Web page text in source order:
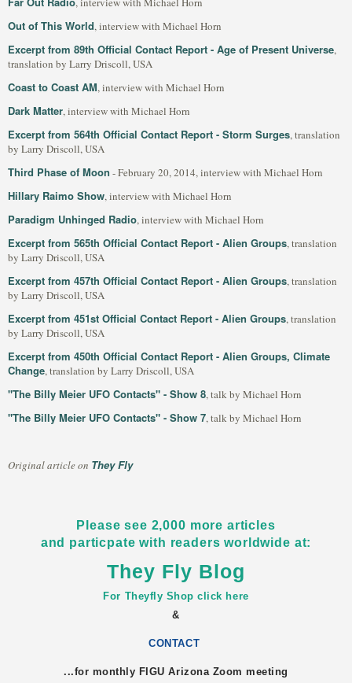
Out of This World, interview with Michael Horn
Excerpt from 89th Official Contact Report - Age of Present Universe,
translation by Larry Driscoll, USA
Coast to Coast AM, interview with Michael Horn
Dark Matter, interview with Michael Horn
Excerpt from 564th Official Contact Report - Storm Surges, translation
by Larry Driscoll, USA
Third Phase of Moon - February 20, 2014, interview with Michael Horn
Hillary Raimo Show, interview with Michael Horn
Paradigm Unhinged Radio, interview with Michael Horn
Excerpt from 565th Official Contact Report - Alien Groups, translation
by Larry Driscoll, USA
Excerpt from 457th Official Contact Report - Alien Groups, translation
by Larry Driscoll, USA
Excerpt from 451st Official Contact Report - Alien Groups, translation
by Larry Driscoll, USA
Excerpt from 450th Official Contact Report - Alien Groups, Climate
Change, translation by Larry Driscoll, USA
"The Billy Meier UFO Contacts" - Show 8, talk by Michael Horn
"The Billy Meier UFO Contacts" - Show 7, talk by Michael Horn
Original article on They Fly
Please see 2,000 more articles
and particpate with readers worldwide at:
They Fly Blog
For Theyfly Shop click here
&
CONTACT
...for monthly FIGUArizona Zoom meeting